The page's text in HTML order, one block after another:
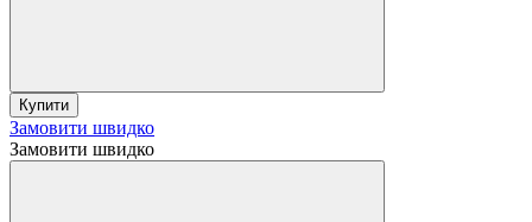
Купити
Замовити швидко
Замовити швидко